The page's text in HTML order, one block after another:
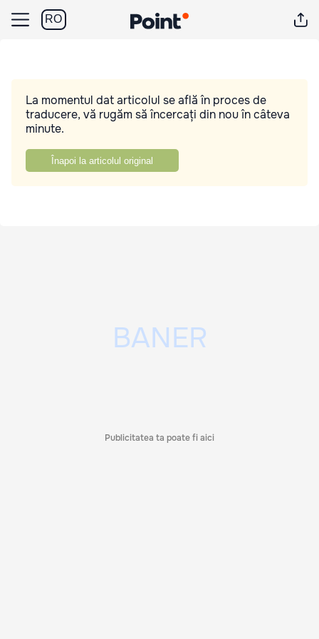
RO
La momentul dat articolul se află în proces de
traducere, vă rugăm să încercați din nou în câteva
minute.
Înapoi la articolul original
Publicitatea ta poate fi aici